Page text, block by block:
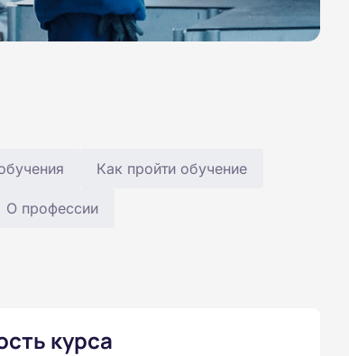
Как пройти обучение
О профессии
курса